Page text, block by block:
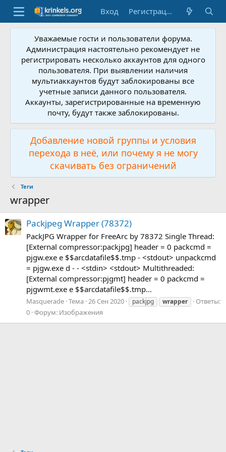
Вход Регистрация
Уважаемые гости и пользователи форума.
Администрация настоятельно рекомендует не
регистрировать несколько аккаунтов для одного
пользователя. При выявлении наличия
мультиаккаунтов будут заблокированы все
учетные записи данного пользователя.
Аккаунты, зарегистрированные на временную
почту, будут также заблокированы.
Добавление новой группы и условия
перехода в неё, или почему я не могу
скачивать без ограничений
Теги
wrapper
Packjpeg Wrapper (78372)
PackJPG Wrapper for FreeArc by 78372 Single Thread:
[External compressor:packjpg] header = 0 packcmd =
pjgw.exe e $$arcdatafile$$.tmp - <stdout> unpackcmd
= pjgw.exe d - - <stdin> <stdout> Multithreaded:
[External compressor:pjgmt] header = 0 packcmd =
pjgwmt.exe e $$arcdatafile$$.tmp...
Masquerade Тема 26 Сен 2020 packjpg wrapper
Ответы:
0 Форум: Изображения